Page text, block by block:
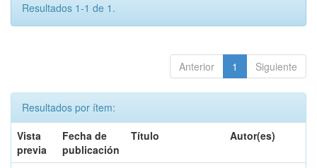
Resultados 1-1 de 1.
Anterior 1 Siguiente
Resultados por ítem:
Vista
previa
Fecha de
publicación
Título Autor(es)